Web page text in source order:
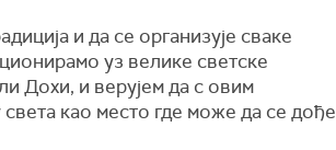
и да се организује сваке
уз велике светске
Дохи, и верујем да с овим
као место где може да се дође